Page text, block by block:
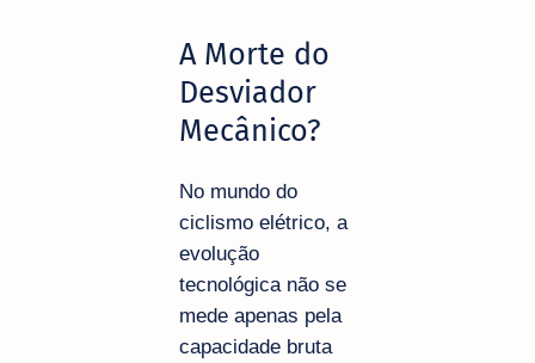
A Morte do
Desviador
Mecânico?
No mundo do
ciclismo elétrico, a
evolução
tecnológica não se
mede apenas pela
capacidade bruta